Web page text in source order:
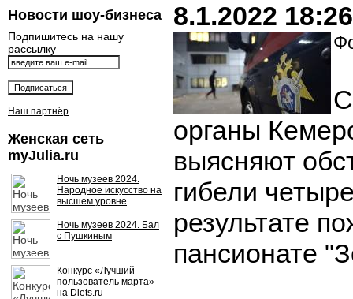
Новости шоу-бизнеса
Подпишитесь на нашу
рассылку
Наш партнёр
Женская сеть
myJulia.ru
Ночь музеев 2024.
Народное искусство на
высшем уровне
Ночь музеев 2024. Бал
с Пушкиным
Конкурс «Лучший
пользователь марта»
на Diets.ru
8.1.2022 18:26
органы
выясняют
гибели
результате
пансионате